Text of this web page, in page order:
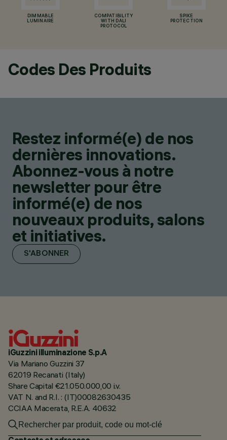
DIMMABLE
LUMINAIRE
COMPATIBILITY
WITH DALI
PROTOCOL
SPIKE
PROTECTION
Codes Des Produits
Restez informé(e) de nos
dernières innovations.
Abonnez-vous à notre
newsletter pour être
informé(e) de nos
nouveaux produits, salons
et initiatives.
S'ABONNER
iGuzzini illuminazione S.p.A
Via Mariano Guzzini 37
62019 Recanati (Italy)
Share Capital €21.050.000,00 i.v.
VAT N. and R.I. : (IT)00082630435
CCIAA Macerata, R.E.A. 40632